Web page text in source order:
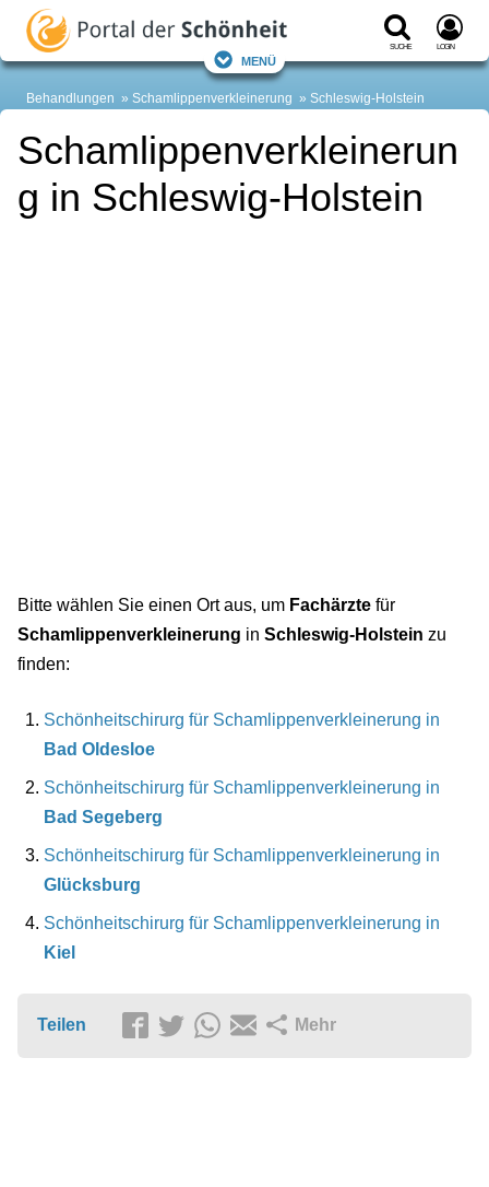
Suche Login
Menü
Behandlungen Schamlippenverkleinerung Schleswig-Holstein
Schamlippenverkleinerun
g in Schleswig-Holstein
Bitte wählen Sie einen Ort aus, um Fachärzte für
Schamlippenverkleinerung in Schleswig-Holstein zu
finden:
Schönheitschirurg für Schamlippenverkleinerung in
Bad Oldesloe
Schönheitschirurg für Schamlippenverkleinerung in
Bad Segeberg
Schönheitschirurg für Schamlippenverkleinerung in
Glücksburg
Schönheitschirurg für Schamlippenverkleinerung in
Kiel
Teilen Mehr